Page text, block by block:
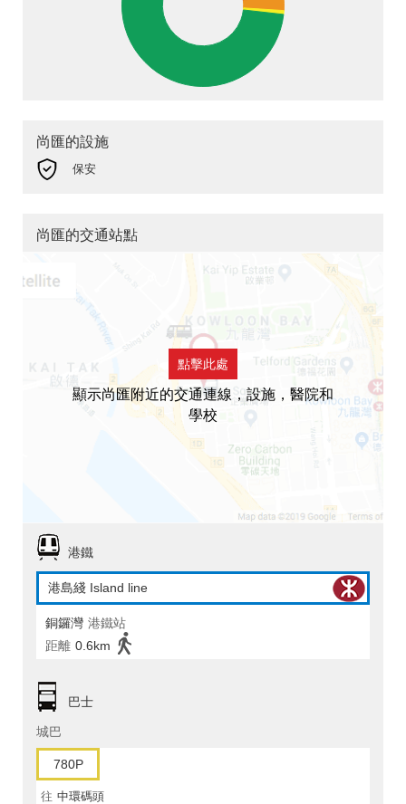
尚匯的設施
保安
尚匯的交通站點
點擊此處
顯示尚匯附近的交通連線，設施，醫院和
學校
港鐵
港島綫 Island line
銅鑼灣 港鐵站
距離 0.6km
巴士
城巴
780P
往 中環碼頭